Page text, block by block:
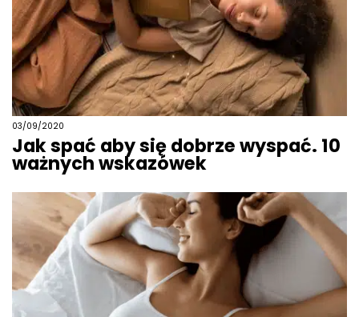
03/09/2020
Jak spać aby się dobrze wyspać. 10
ważnych wskazówek